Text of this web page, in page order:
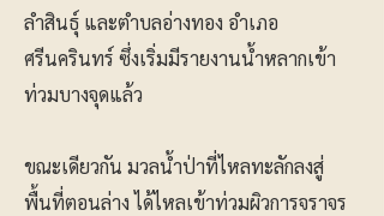
ลำสินธุ์ และตำบลอ่างทอง อำเภอ
ศรีนครินทร์ ซึ่งเริ่มมีรายงานน้ำหลากเข้า
ท่วมบางจุดแล้ว
ขณะเดียวกัน มวลน้ำป่าที่ไหลทะลักลงสู่
พื้นที่ตอนล่าง ได้ไหลเข้าท่วมผิวการจราจร